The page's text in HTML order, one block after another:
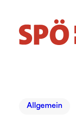
Allgemein